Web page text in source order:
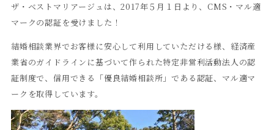
ザ・ベストマリアージュは、2017年５月１日より、CMS・マル適
マークの認証を受けました！
結婚相談業界でお客様に安心して利用していただける様、経済産
業省のガイドラインに基づいて作られた特定非営利活動法人の認
証制度で、信用できる「優良結婚相談所」である認証、マル適マ
ークを取得しています。